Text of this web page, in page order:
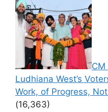
Ludhiana West’s
Work, of Progress,
(16,363)